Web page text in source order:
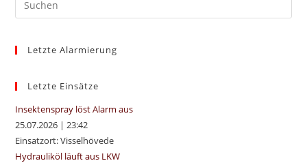
Letzte Alarmierung
Letzte Einsätze
Insektenspray löst Alarm aus
25.07.2026 |23:42
Einsatzort: Visselhövede
Hydrauliköl läuft aus LKW